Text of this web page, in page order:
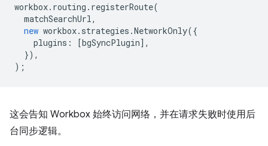
workbox. routing . registerRoute(
matchSearchUrl ,
new workbox. strategies .NetworkOnly({
plugins : [bgSyncPlugin],
}),
);
这会告知 Workbox 始终访问网络，并在请求失败时使用后
台同步逻辑。